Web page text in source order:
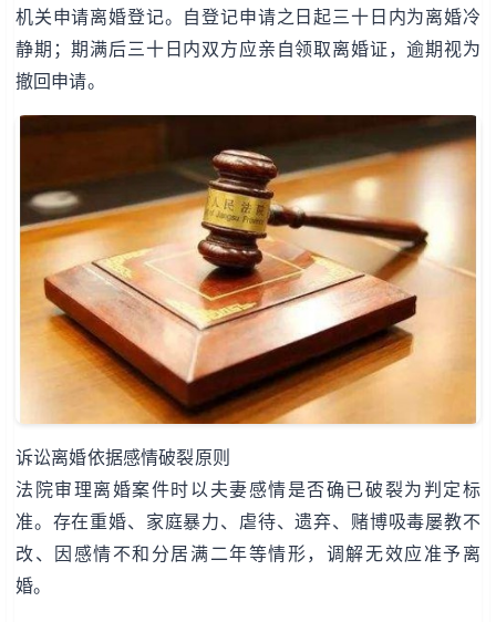
机关申请离婚登记。自登记申请之日起三十日内为离婚冷
静期；期满后三十日内双方应亲自领取离婚证，逾期视为
撤回申请。
诉讼离婚依据感情破裂原则
法院审理离婚案件时以夫妻感情是否确已破裂为判定标
准。存在重婚、家庭暴力、虐待、遗弃、赌博吸毒屡教不
改、因感情不和分居满二年等情形，调解无效应准予离
婚。